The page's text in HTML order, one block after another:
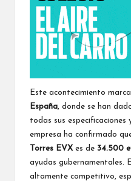
Este acontecimiento
España , donde se han
todas sus
empresa ha confirmado
Torres EVX es de 34.500
ayudas gubernamentales.
altamente competitivo,